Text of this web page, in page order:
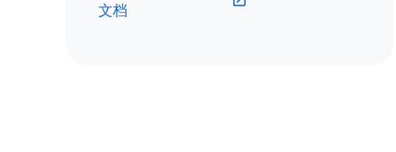
文档